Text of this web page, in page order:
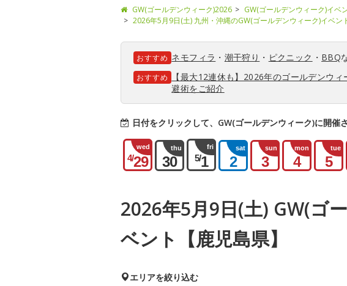
GW(ゴールデンウィーク)2026 GW(ゴールデンウィーク)イベ
2026年5月9日(土) 九州・沖縄のGW(ゴールデンウィーク)イベン
おすすめ ネモフィラ ・ 潮干狩り ・ ピクニック ・ BBQ
おすすめ
【最大12連休も】2026年のゴールデンウ
避術をご紹介
日付をクリックして、GW(ゴールデンウィーク)に開催
wed
4/29
thu
30
fri
5/1
sat
2
sun
3
mon
4
tue
5
2026年5月9日(土) GW(ゴ
ベント【鹿児島県】
エリアを絞り込む